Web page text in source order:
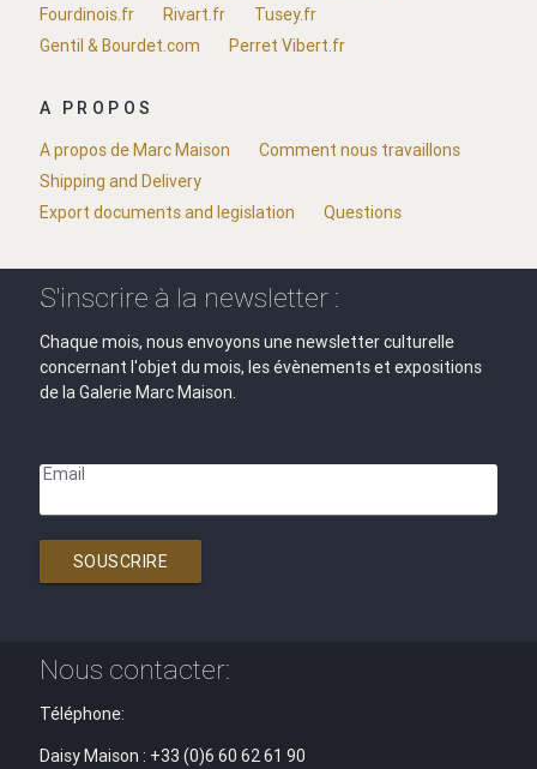
Fourdinois.fr
Rivart.fr
Tusey.fr
Gentil & Bourdet.com
Perret Vibert.fr
A PROPOS
A propos de Marc Maison
Comment nous travaillons
Shipping and Delivery
Export documents and legislation
Questions
S'inscrire à la newsletter :
Chaque mois, nous envoyons une newsletter culturelle
concernant l'objet du mois, les évènements et expositions
de la Galerie Marc Maison.
Email
SOUSCRIRE
Nous contacter:
Téléphone:
Daisy Maison : +33 (0)6 60 62 61 90